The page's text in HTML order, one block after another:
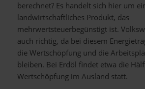
berechnet? Es handelt sich hier um
landwirtschaftliches Produkt, das
mehrwertsteuerbegünstigt ist.
auch richtig, da bei diesem
die Wertschöpfung und die
bleiben. Bei Erdöl findet etwa die
Wertschöpfung im Ausland statt.